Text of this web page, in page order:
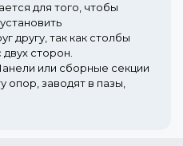
для того, чтобы
другу, так как столбы
сторон.
или сборные секции
опор, заводят в пазы,